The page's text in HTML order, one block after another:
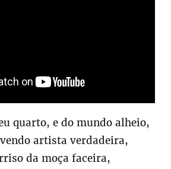
quarto, e do mundo alheio,
artista verdadeira,
da moça faceira,